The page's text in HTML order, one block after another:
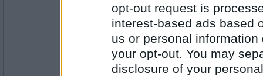
opt-out request is
interest-based ads based
us or personal
your opt-out. You may
disclosure of your
Antal inlägg:
har nog faktiskt huvudvärk i morgon,
vita_syrener- Ej medlem längre